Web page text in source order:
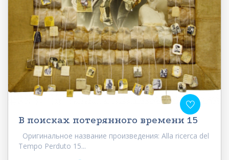
В поисках потерянного времени 15
Оригинальное название произведения: Alla ricerca del
Tempo Perduto 15...